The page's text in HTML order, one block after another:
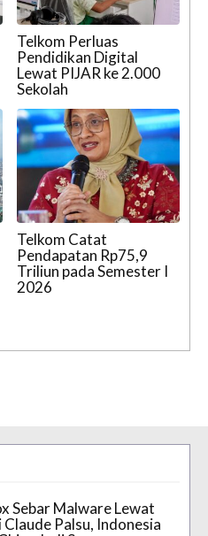
Telkom Perluas
Pendidikan Digital
Lewat PIJAR ke 2.000
Sekolah
Telkom Catat
Pendapatan Rp75,9
Triliun pada Semester I
2026
Sebar Malware Lewat
Palsu, Indonesia